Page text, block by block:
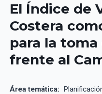
El Índice de
Costera
para la
frente al
Área temática: